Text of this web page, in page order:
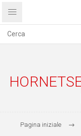
Pagina iniziale